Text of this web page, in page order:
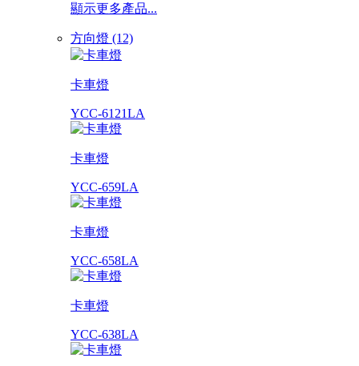
顯示更多產品...
方向燈 (12)
卡車燈
YCC-6121LA
卡車燈
YCC-659LA
卡車燈
YCC-658LA
卡車燈
YCC-638LA